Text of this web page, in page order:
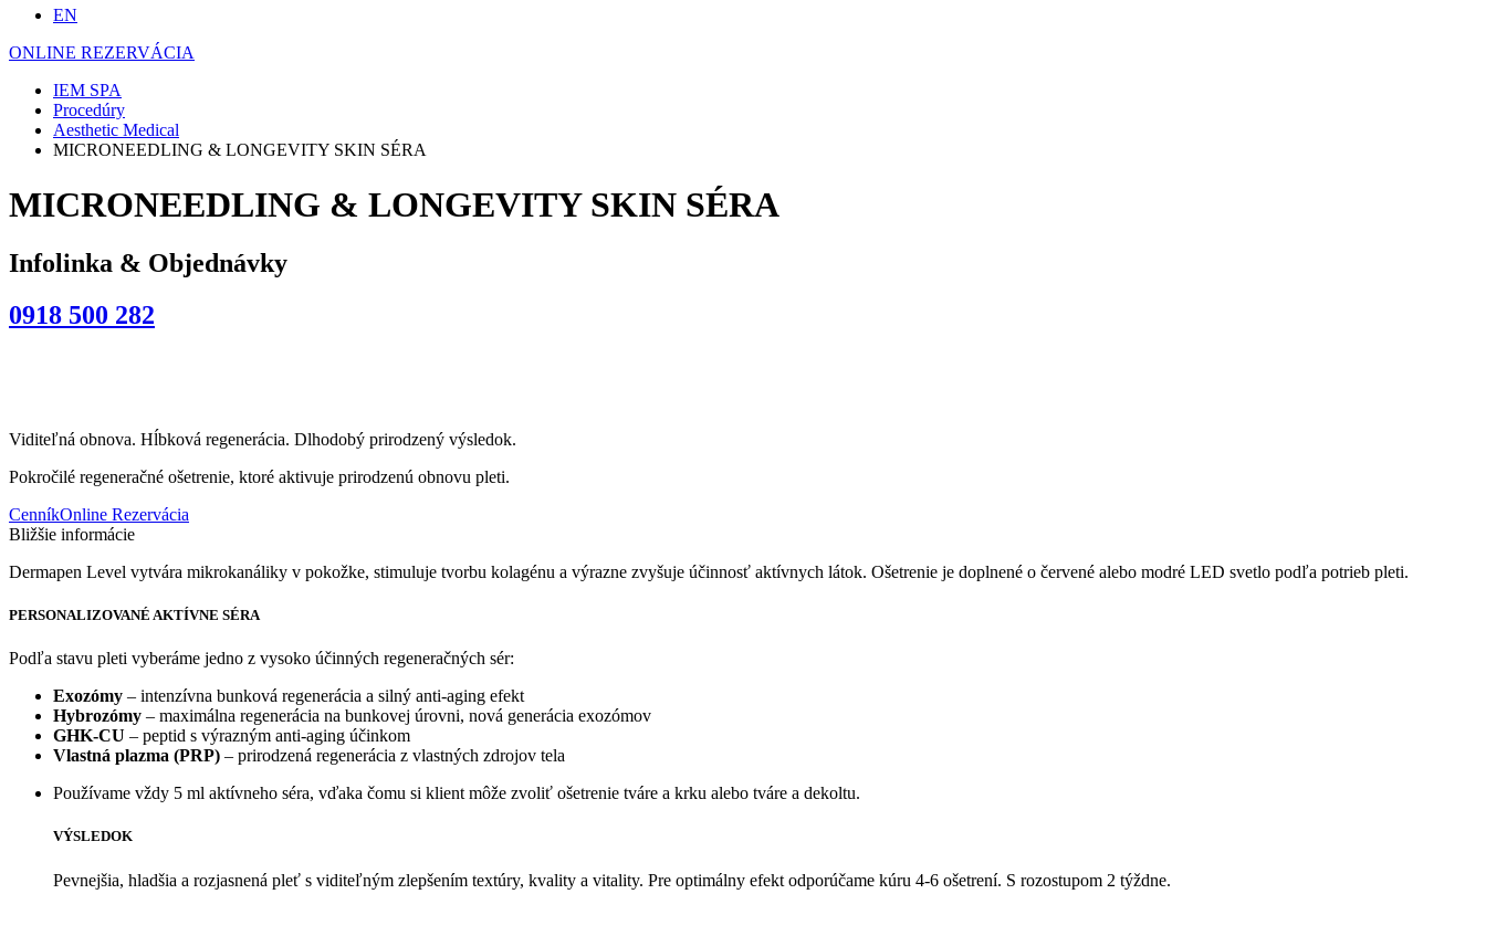
EN
ONLINE REZERVÁCIA
IEM SPA
Procedúry
Aesthetic Medical
MICRONEEDLING & LONGEVITY SKIN SÉRA
MICRONEEDLING & LONGEVITY SKIN SÉRA
Infolinka & Objednávky
0918 500 282
Viditeľná obnova. Hĺbková regenerácia. Dlhodobý prirodzený výsledok.
Pokročilé regeneračné ošetrenie, ktoré aktivuje prirodzenú obnovu pleti.
CenníkOnline Rezervácia
Bližšie informácie
Dermapen Level vytvára mikrokanáliky v pokožke, stimuluje tvorbu kolagénu a výrazne zvyšuje účinnosť aktívnych látok. Ošetrenie je doplnené o červené alebo modré LED svetlo podľa potrieb pleti.
PERSONALIZOVANÉ AKTÍVNE SÉRA
Podľa stavu pleti vyberáme jedno z vysoko účinných regeneračných sér:
Exozómy – intenzívna bunková regenerácia a silný anti-aging efekt
Hybrozómy – maximálna regenerácia na bunkovej úrovni, nová generácia exozómov
GHK-CU – peptid s výrazným anti-aging účinkom
Vlastná plazma (PRP) – prirodzená regenerácia z vlastných zdrojov tela
Používame vždy 5 ml aktívneho séra, vďaka čomu si klient môže zvoliť ošetrenie tváre a krku alebo tváre a dekoltu.
VÝSLEDOK
Pevnejšia, hladšia a rozjasnená pleť s viditeľným zlepšením textúry, kvality a vitality. Pre optimálny efekt odporúčame kúru 4-6 ošetrení. S rozostupom 2 týždne.